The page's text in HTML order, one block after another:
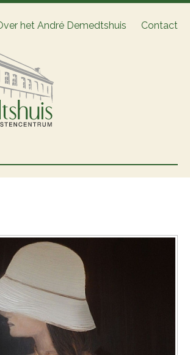
het André Demedtshuis Contact